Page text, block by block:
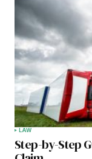
LAW
Step-by-Step